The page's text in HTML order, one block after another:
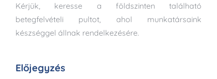
Kérjük, keresse a földszinten található
betegfelvételi pultot, ahol munkatársaink
készséggel állnak rendelkezésére.
Előjegyzés